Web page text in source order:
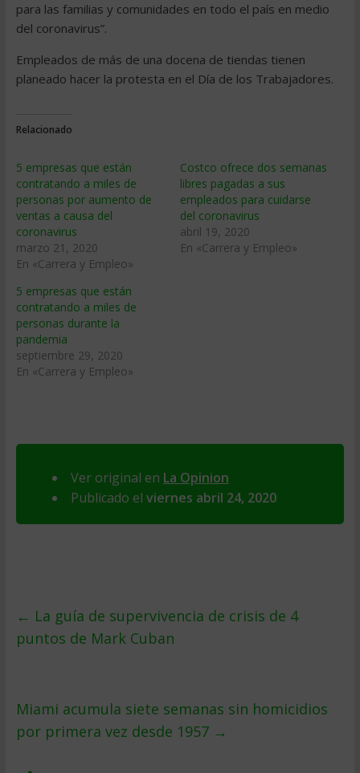
para las familias y comunidades en todo el país en medio
del coronavirus”.
Empleados de más de una docena de tiendas tienen
planeado hacer la protesta en el Día de los Trabajadores.
Relacionado
5 empresas que están
contratando a miles de
personas por aumento de
ventas a causa del
coronavirus
marzo 21, 2020
En «Carrera y Empleo»
Costco ofrece dos semanas
libres pagadas a sus
empleados para cuidarse
del coronavirus
abril 19, 2020
En «Carrera y Empleo»
5 empresas que están
contratando a miles de
personas durante la
pandemia
septiembre 29, 2020
En «Carrera y Empleo»
Ver original en La Opinion
Publicado el viernes abril 24, 2020
← La guía de supervivencia de crisis de 4
puntos de Mark Cuban
Miami acumula siete semanas sin homicidios
por primera vez desde 1957 →